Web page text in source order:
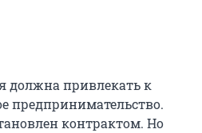
должна привлекать к
предпринимательство.
контрактом. Но